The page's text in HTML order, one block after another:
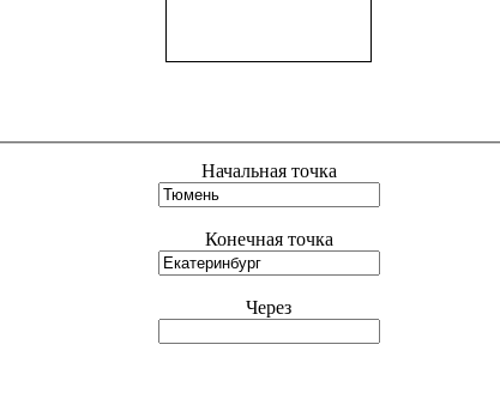
Начальная точка
Конечная точка
Через